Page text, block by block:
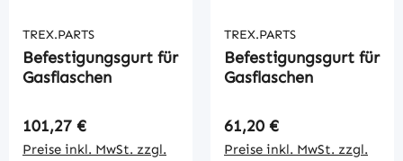
TREX.PARTS
Befestigungsgurt für
Gasflaschen
Regulärer Preis:
101,27 €
Preise inkl. MwSt. zzgl.
TREX.PARTS
Befestigungsgurt für
Gasflaschen
Regulärer Preis:
61,20 €
Preise inkl. MwSt. zzgl.